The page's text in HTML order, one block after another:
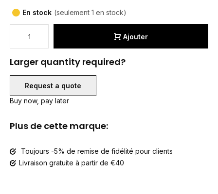
En stock (seulement 1 en stock)
Ajouter
Larger quantity required?
Request a quote
Buy now, pay later
Plus de cette marque:
Toujours -5% de remise de fidélité pour clients
Livraison gratuite à partir de €40